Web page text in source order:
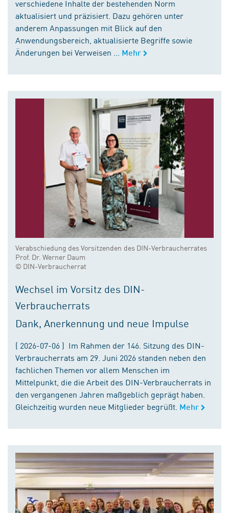
verschiedene Inhalte der bestehenden Norm
aktualisiert und präzisiert. Dazu gehören unter
anderem Anpassungen mit Blick auf den
Anwendungsbereich, aktualisierte Begriffe sowie
Änderungen bei Verweisen ...
Mehr
Verabschiedung des Vorsitzenden des DIN-Verbraucherrates
Prof. Dr. Werner Daum
© DIN-Verbraucherrat
Wechsel im Vorsitz des DIN-
Verbraucherrats
Dank, Anerkennung und neue Impulse
( 2026-07-06 ) Im Rahmen der 146. Sitzung des DIN-
Verbraucherrats am 29. Juni 2026 standen neben den
fachlichen Themen vor allem Menschen im
Mittelpunkt, die die Arbeit des DIN-Verbraucherrats in
den vergangenen Jahren maßgeblich geprägt haben.
Gleichzeitig wurden neue Mitglieder begrüßt. Mehr